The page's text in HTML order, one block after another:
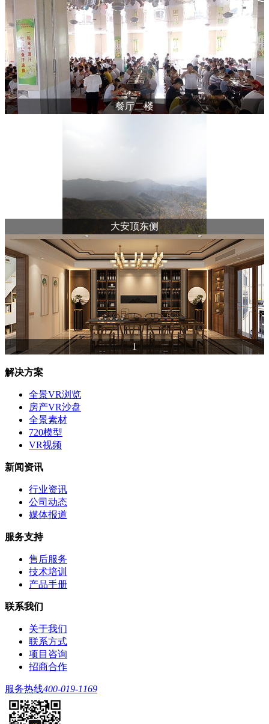
餐厅二楼
大安顶东侧
1
解决方案
全景VR浏览
房产VR沙盘
全景素材
720模型
VR视频
新闻资讯
行业资讯
公司动态
媒体报道
服务支持
售后服务
技术培训
产品手册
联系我们
关于我们
联系方式
项目咨询
招商合作
服务热线400-019-1169